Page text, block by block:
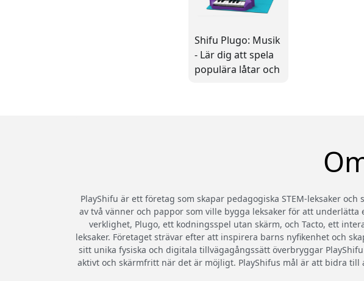
Shifu Plugo: Musik
- Lär dig att spela
populära låtar och
PlayShifu är ett företag som skapar pedagogiska STEM-leksaker
av två vänner och pappor som ville bygga leksaker för att
verklighet, Plugo, ett kodningsspel utan skärm, och Tacto, ett
leksaker. Företaget strävar efter att inspirera barns nyfikenhet och
sitt unika fysiska och digitala tillvägagångssätt överbryggar
aktivt och skärmfritt när det är möjligt. PlayShifus mål är att bidra